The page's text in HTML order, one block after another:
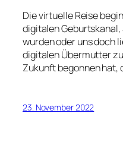
Die virtuelle Reise
digitalen Geburtskanal,
wurden oder uns doch
digitalen Übermutter
Zukunft begonnen hat,
23. November 2022